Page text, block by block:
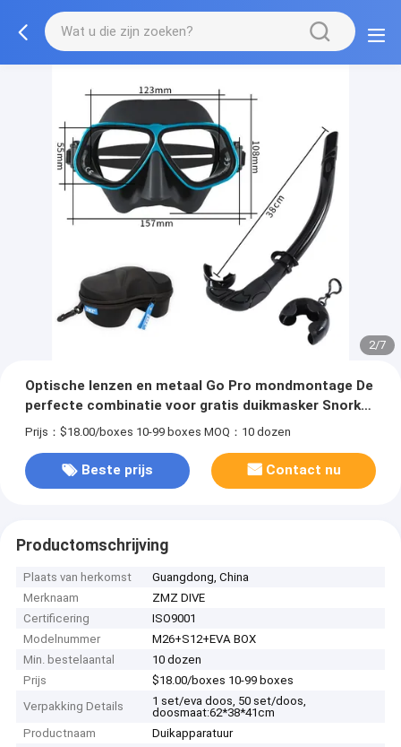
2/7
Optische lenzen en metaal Go Pro mondmontage De
perfecte combinatie voor gratis duikmasker Snorkel
masker set
Prijs：$18.00/boxes 10-99 boxes MOQ：10 dozen
Beste prijs Contact nu
Productomschrijving
Plaats van herkomst
Guangdong, China
Merknaam
ZMZ DIVE
Certificering
ISO9001
Modelnummer
M26+S12+EVA BOX
Min. bestelaantal
10 dozen
Prijs
$18.00/boxes 10-99 boxes
Verpakking Details
1 set/eva doos, 50 set/doos,
doosmaat:62*38*41cm
Productnaam
Duikapparatuur